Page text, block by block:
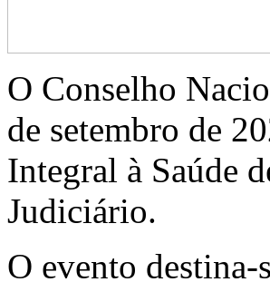
O Conselho
de setembro de
Integral à Saúde
Judiciário.
O evento destina-